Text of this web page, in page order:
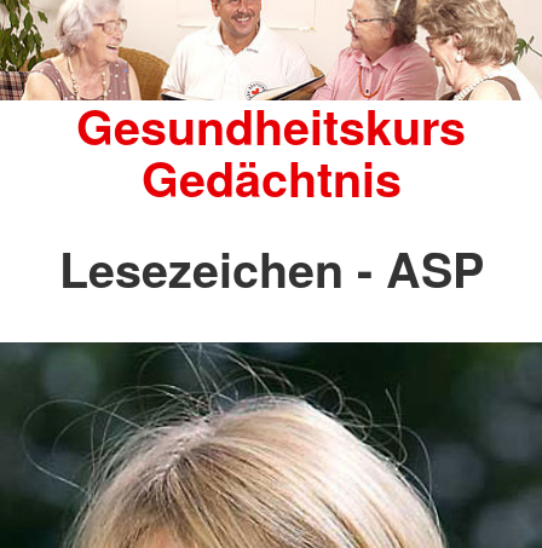
Gesundheitskurs
Gedächtnis
Lesezeichen - ASP